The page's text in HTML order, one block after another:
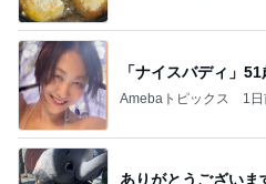
「ナイスバディ」
Amebaトピックス 1
ありがとうございま